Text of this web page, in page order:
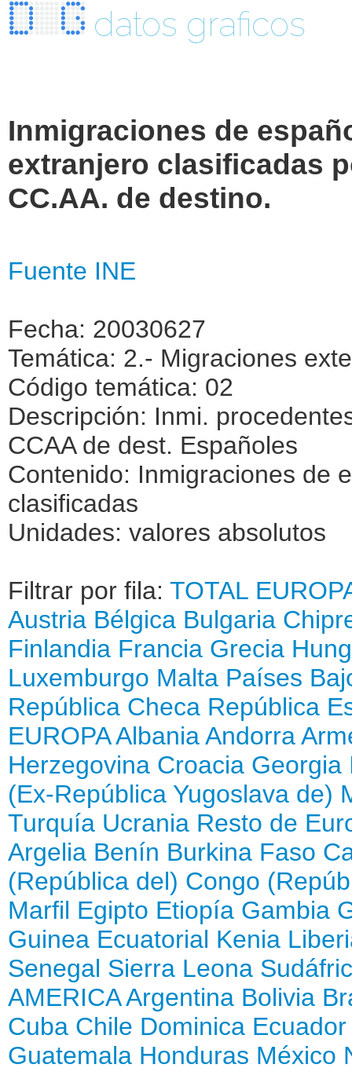
datos graficos
Inmigraciones de
extranjero clasificadas
CC.AA. de destino.
Fuente INE
Fecha: 20030627
Temática: 2.- Migraciones
Código temática: 02
Descripción: Inmi.
CCAA de dest. Españoles
Contenido: Inmigraciones de
clasificadas
Unidades: valores absolutos
Filtrar por fila: TOTAL
Austria Bélgica Bulgaria
Finlandia Francia Grecia
Luxemburgo Malta Países
República Checa República
EUROPAAlbaniaAndorra
Herzegovina Croacia Georgia
(Ex-República Yugoslava de)
Turquía Ucrania Resto de
Argelia Benín Burkina Faso
(República del) Congo
Marfil Egipto Etiopía Gambia
Guinea Ecuatorial Kenia
Senegal Sierra Leona
AMERICAArgentina Bolivia
Cuba Chile Dominica Ecuador
Guatemala Honduras México